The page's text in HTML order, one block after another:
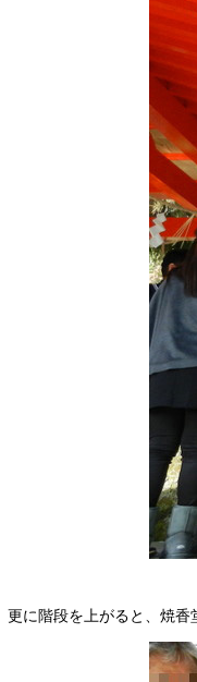
更に階段を上がると、焼香